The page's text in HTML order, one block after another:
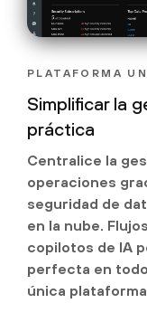
PLATAFORMA
Simplificar la
práctica
Centralice la
operaciones
seguridad de
en la nube.
copilotos de IA
perfecta en
única